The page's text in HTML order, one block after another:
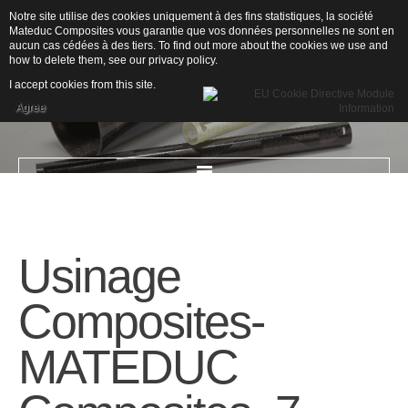
L'ENTREPRISE
Qui sommes-nous ?
Secteurs d'activités
Usinage
Composites-
MATEDUC
Notre site utilise des cookies uniquement à des fins statistiques, la société
Mateduc Composites vous garantie que vos données personnelles ne sont en
aucun cas cédées à des tiers. To find out more about the cookies we use and
how to delete them, see our privacy policy.
I accept cookies from this site.
Agree